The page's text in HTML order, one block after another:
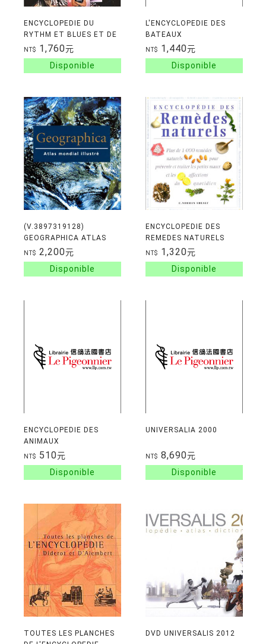
ENCYCLOPEDIE DU
RYTHM ET BLUES ET DE
LA SOUL
NT$ 1,760元
L'ENCYCLOPEDIE DES
BATEAUX
NT$ 1,440元
(V.3897319128)
GEOGRAPHICA ATLAS
MONDIAL ILLUSTRE
NT$ 2,200元
ENCYCLOPEDIE DES
REMEDES NATURELS
NT$ 1,320元
ENCYCLOPEDIE DES
ANIMAUX
NT$ 510元
UNIVERSALIA 2000
NT$ 8,690元
TOUTES LES PLANCHES
DVD UNIVERSALIS 2012